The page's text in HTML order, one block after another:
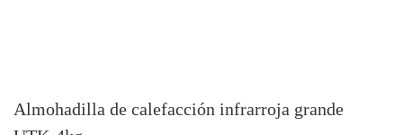
Almohadilla de calefacción infrarroja grande